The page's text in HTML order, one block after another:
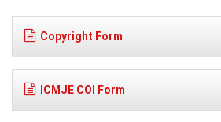
Copyright Form
ICMJE COI Form